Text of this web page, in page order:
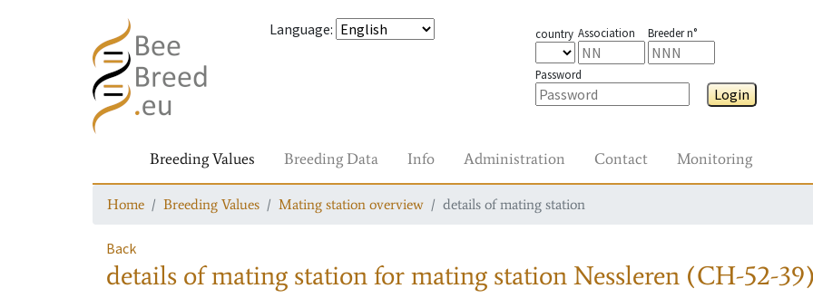
Language: country Association Breeder n°
Password
Login
Breeding Values Breeding Data Info Administration Contact Monitoring
Home Breeding Values Mating station overview details of mating station
Back
details of mating stationfor mating stationNessleren (CH-52-